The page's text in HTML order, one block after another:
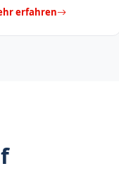
erfahren